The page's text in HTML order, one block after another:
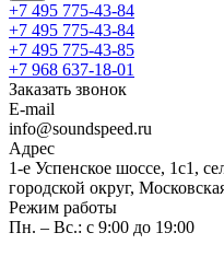
+7 495 775-43-84
+7 495 775-43-84
+7 495 775-43-85
+7 968 637-18-01
Заказать звонок
E-mail
info@soundspeed.ru
Адрес
1-е Успенское шоссе, 1с1,
городской округ,
Режим работы
Пн. – Вс.: с 9:00 до 19:00